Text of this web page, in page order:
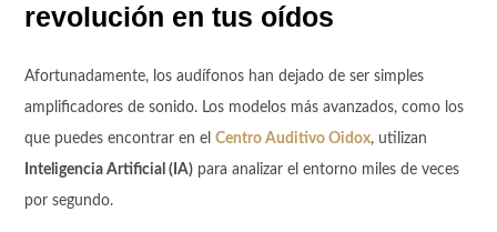
revolución en tus oídos
Afortunadamente, los audífonos han dejado de ser simples
amplificadores de sonido. Los modelos más avanzados, como los
que puedes encontrar en el Centro Auditivo Oidox, utilizan
Inteligencia Artificial (IA)para analizar el entorno miles de veces
por segundo.